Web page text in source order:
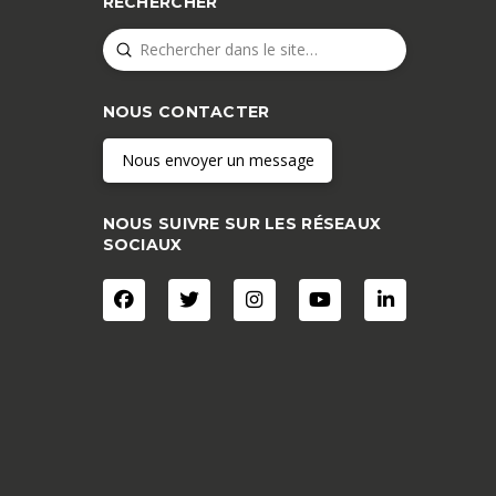
Search
Submit
NOUS CONTACTER
Nous envoyer un message
NOUS SUIVRE SUR LES RÉSEAUX
SOCIAUX